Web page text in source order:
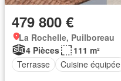
479 800 €
La Rochelle, Puilboreau
4 Pièces
111 m²
Terrasse
Cuisine équipée